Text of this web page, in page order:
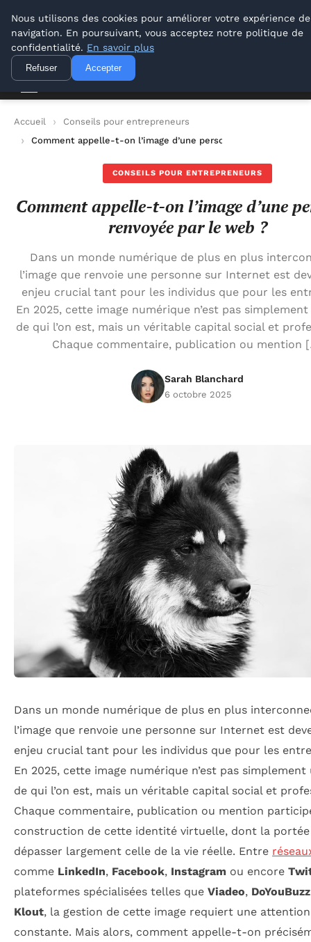
Lyon Photos
Lyon Photos
Accueil
Conseils pour entrepreneurs
Comment appelle-t-on l’image d’une personne renvoyée par
CONSEILS POUR ENTREPRENEURS
Comment appelle-t-on l’image d’une
renvoyée par le web ?
Dans un monde numérique de plus en plus
l’image que renvoie une personne sur Internet est
enjeu crucial tant pour les individus que pour les
En 2025, cette image numérique n’est pas
de qui l’on est, mais un véritable capital social et
Chaque commentaire, publication ou mention
Sarah Blanchard
6 octobre 2025
Dans un monde numérique de plus en plus
l’image que renvoie une personne sur Internet est
enjeu crucial tant pour les individus que pour les
En 2025, cette image numérique n’est pas
de qui l’on est, mais un véritable capital social et
Chaque commentaire, publication ou mention
construction de cette identité virtuelle, dont la
dépasser largement celle de la vie réelle. Entre
comme LinkedIn, Facebook, Instagram ou encore
plateformes spécialisées telles que Viadeo, DoYouBuzz
Klout, la gestion de cette image requiert une attention
constante. Mais alors, comment appelle-t-on
Nous utilisons des cookies pour améliorer votre expérience de
navigation. En poursuivant, vous acceptez notre politique de
confidentialité. En savoir plus
Refuser Accepter